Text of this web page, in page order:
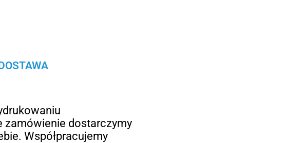
zamówienie dostarczymy
Współpracujemy